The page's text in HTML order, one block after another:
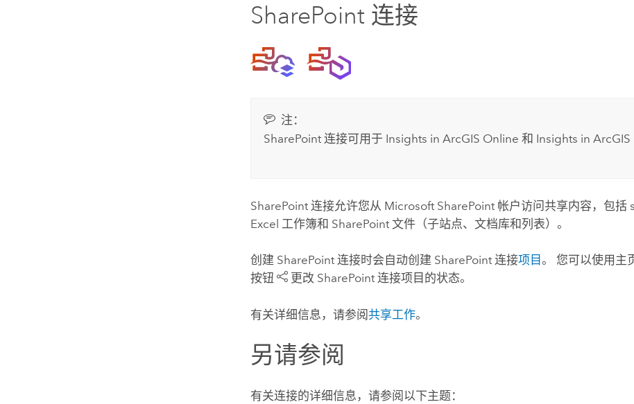
SharePoint 连接
注：
SharePoint连接可用于 Insights in ArcGIS Online 和 Insights in
SharePoint 连接允许您从 Microsoft SharePoint 帐户访问共享内容，包括
Excel 工作簿和 SharePoint 文件（子站点、文档库和列表）。
创建 SharePoint 连接时会自动创建 SharePoint 连接项目。 您可以使用主
按钮
更改 SharePoint 连接项目的状态。
有关详细信息，请参阅共享工作。
另请参阅
有关连接的详细信息，请参阅以下主题：